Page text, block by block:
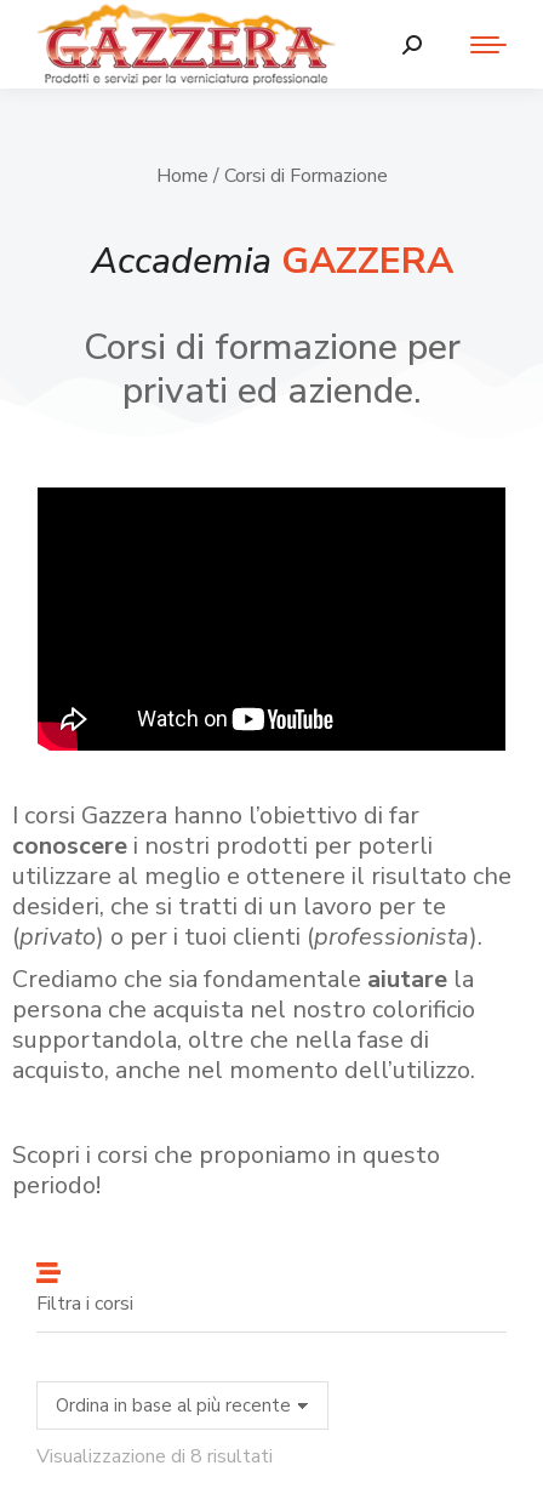
Home / Corsi di Formazione
Accademia GAZZERA
Corsi di formazione per
privati ed aziende.
I corsi Gazzera hanno l’obiettivo di far
conoscere i nostri prodotti per poterli
utilizzare al meglio e ottenere il risultato che
desideri, che si tratti di un lavoro per te
(privato) o per i tuoi clienti (professionista).
Crediamo che sia fondamentale aiutare la
persona che acquista nel nostro colorificio
supportandola, oltre che nella fase di
acquisto, anche nel momento dell’utilizzo.
Scopri i corsi che proponiamo in questo
periodo!
Filtra i corsi
Visualizzazione di 8 risultati